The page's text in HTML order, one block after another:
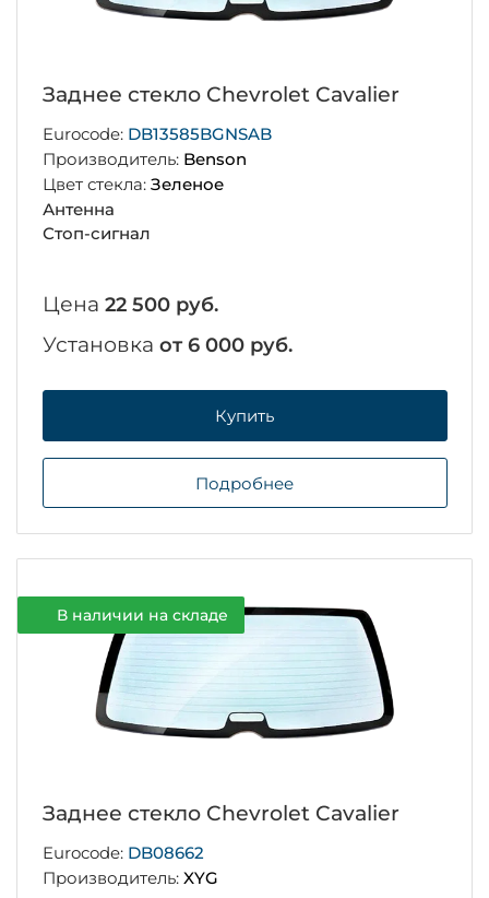
Заднее стекло Chevrolet Cavalier
Eurocode: DB13585BGNSAB
Производитель: Benson
Цвет стекла: Зеленое
Антенна
Стоп-сигнал
Цена 22 500 руб.
Установка от 6 000 руб.
Купить
Подробнее
В наличии на складе
Заднее стекло Chevrolet Cavalier
Eurocode: DB08662
Производитель: XYG